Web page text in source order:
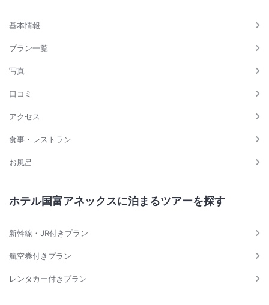
基本情報
プラン一覧
写真
口コミ
アクセス
食事・レストラン
お風呂
ホテル国富アネックスに泊まるツアーを探す
新幹線・JR付きプラン
航空券付きプラン
レンタカー付きプラン